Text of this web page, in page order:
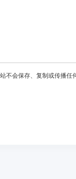
不会保存、复制或传播